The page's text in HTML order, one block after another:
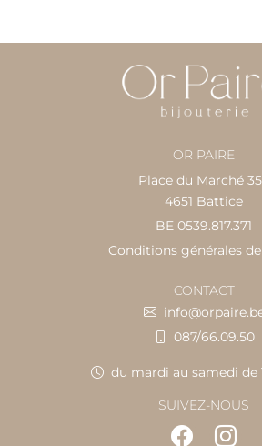
OR PAIRE
Place du Marché
4651 Battice
BE 0539.817.371
Conditions générales
CONTACT
087/66.09.50
du mardi au samedi de
SUIVEZ-NOUS